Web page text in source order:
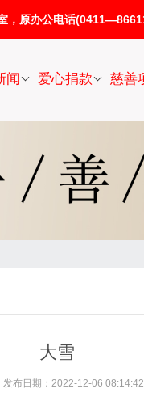
，原办公电话
闻 爱心捐款 慈善
大雪
发布日期：2022-12-06 08:14:42